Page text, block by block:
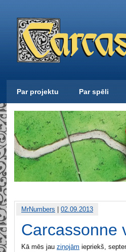
Par projektu Par spēli
MrNumbers 02.09.2013
Carcassonne
Kā mēs jau ziņojām iepriekš,